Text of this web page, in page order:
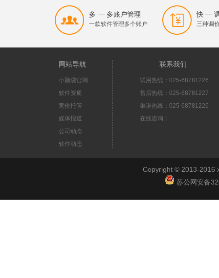
多 — 多账户管理
一款软件管理多个账户
快 —
三种调
网站导航
小脑袋官网
软件资质
竞价托管
媒体报道
公司动态
软件动态
联系我们
试用热线：025-68781226
售后热线：025-68781227
渠道热线：025-68781226
在线咨询：
Copyright © 2013-2016
苏公网安备